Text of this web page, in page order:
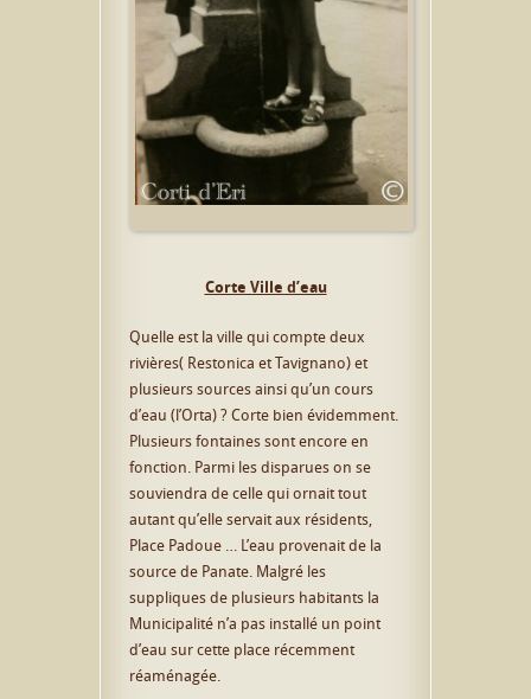
Corte Ville d’eau
Quelle est la ville qui compte deux
rivières( Restonica et Tavignano) et
plusieurs sources ainsi qu’un cours
d’eau (l’Orta) ? Corte bien évidemment.
Plusieurs fontaines sont encore en
fonction. Parmi les disparues on se
souviendra de celle qui ornait tout
autant qu’elle servait aux résidents,
Place Padoue … L’eau provenait de la
source de Panate. Malgré les
suppliques de plusieurs habitants la
Municipalité n’a pas installé un point
d’eau sur cette place récemment
réaménagée.